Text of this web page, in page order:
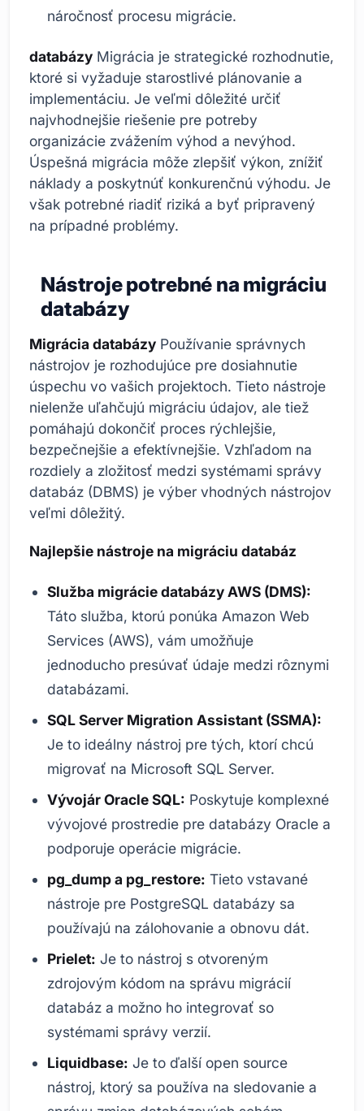
náročnosť procesu migrácie.
databázy Migrácia je strategické rozhodnutie,
ktoré si vyžaduje starostlivé plánovanie a
implementáciu. Je veľmi dôležité určiť
najvhodnejšie riešenie pre potreby
organizácie zvážením výhod a nevýhod.
Úspešná migrácia môže zlepšiť výkon, znížiť
náklady a poskytnúť konkurenčnú výhodu. Je
však potrebné riadiť riziká a byť pripravený
na prípadné problémy.
Nástroje potrebné na migráciu
databázy
Migrácia databázy Používanie správnych
nástrojov je rozhodujúce pre dosiahnutie
úspechu vo vašich projektoch. Tieto nástroje
nielenže uľahčujú migráciu údajov, ale tiež
pomáhajú dokončiť proces rýchlejšie,
bezpečnejšie a efektívnejšie. Vzhľadom na
rozdiely a zložitosť medzi systémami správy
databáz (DBMS) je výber vhodných nástrojov
veľmi dôležitý.
Najlepšie nástroje na migráciu databáz
Služba migrácie databázy AWS (DMS):
Táto služba, ktorú ponúka Amazon Web
Services (AWS), vám umožňuje
jednoducho presúvať údaje medzi rôznymi
databázami.
SQL Server Migration Assistant (SSMA):
Je to ideálny nástroj pre tých, ktorí chcú
migrovať na Microsoft SQL Server.
Vývojár Oracle SQL: Poskytuje komplexné
vývojové prostredie pre databázy Oracle a
podporuje operácie migrácie.
pg_dump a pg_restore: Tieto vstavané
nástroje pre PostgreSQL databázy sa
používajú na zálohovanie a obnovu dát.
Prielet: Je to nástroj s otvoreným
zdrojovým kódom na správu migrácií
databáz a možno ho integrovať so
systémami správy verzií.
Liquidbase: Je to ďalší open source
nástroj, ktorý sa používa na sledovanie a